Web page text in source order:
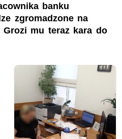
banku
zgromadzone na
Grozi mu teraz kara do